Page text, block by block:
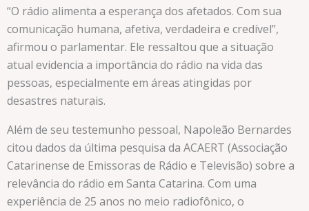
“O rádio alimenta a esperança dos afetados. Com sua
comunicação humana, afetiva, verdadeira e credível”,
afirmou o parlamentar. Ele ressaltou que a situação
atual evidencia a importância do rádio na vida das
pessoas, especialmente em áreas atingidas por
desastres naturais.
Além de seu testemunho pessoal, Napoleão Bernardes
citou dados da última pesquisa da ACAERT (Associação
Catarinense de Emissoras de Rádio e Televisão) sobre a
relevância do rádio em Santa Catarina. Com uma
experiência de 25 anos no meio radiofônico, o